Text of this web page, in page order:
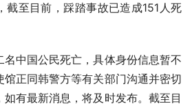
截至目前，踩踏事故已造成151人死
中国公民死亡，具体身份信息暂不
馆正同韩警方等有关部门沟通并密切
有最新消息，将及时发布。截至目